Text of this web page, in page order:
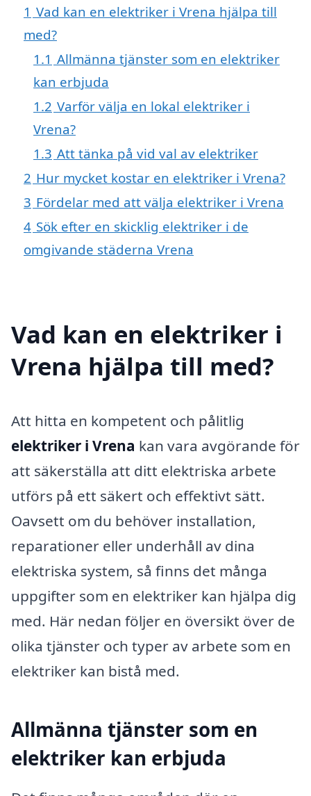
1 Vad kan en elektriker i Vrena hjälpa till
med?
1.1 Allmänna tjänster som en elektriker
kan erbjuda
1.2 Varför välja en lokal elektriker i
Vrena?
1.3 Att tänka på vid val av elektriker
2 Hur mycket kostar en elektriker i Vrena?
3 Fördelar med att välja elektriker i Vrena
4 Sök efter en skicklig elektriker i de
omgivande städerna Vrena
Vad kan en elektriker i
Vrena hjälpa till med?
Att hitta en kompetent och pålitlig
elektriker i Vrena kan vara avgörande för
att säkerställa att ditt elektriska arbete
utförs på ett säkert och effektivt sätt.
Oavsett om du behöver installation,
reparationer eller underhåll av dina
elektriska system, så finns det många
uppgifter som en elektriker kan hjälpa dig
med. Här nedan följer en översikt över de
olika tjänster och typer av arbete som en
elektriker kan bistå med.
Allmänna tjänster som en
elektriker kan erbjuda